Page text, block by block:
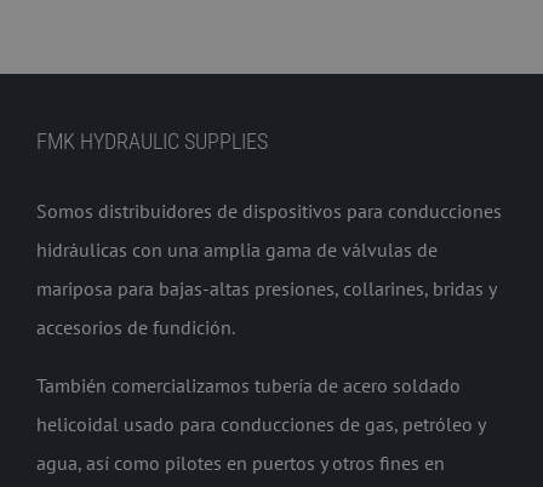
FMK HYDRAULIC SUPPLIES
Somos distribuidores de dispositivos para conducciones
hidráulicas con una amplia gama de válvulas de
mariposa para bajas-altas presiones, collarines, bridas y
accesorios de fundición.
También comercializamos tubería de acero soldado
helicoidal usado para conducciones de gas, petróleo y
agua, así como pilotes en puertos y otros fines en